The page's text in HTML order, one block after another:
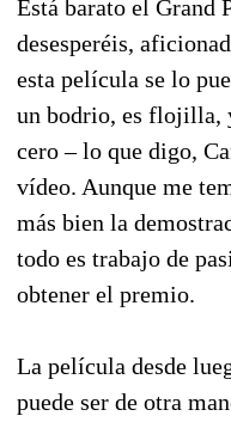
Está barato el Grand
desesperéis,
esta película se lo
un bodrio, es flojilla,
cero – lo que digo,
vídeo. Aunque me
más bien la
todo es trabajo de
obtener el premio.
La película desde
puede ser de otra